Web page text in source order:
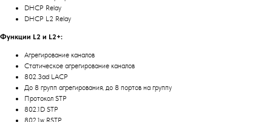
DHCP Relay
DHCP L2 Relay
Функции L2 и L2+:
Агрегирование каналов
Статическое агрегирование каналов
802.3ad LACP
До 8 групп агрегирования, до 8 портов на группу
Протокол STP
802.1D STP
802.1w RSTP